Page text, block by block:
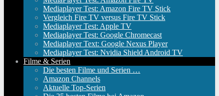
Mediaplayer Test: Amazon Fire TV Stick
Vergleich Fire TV versus Fire TV Stick
Mediaplayer Test: Apple TV
Mediaplayer Test: Google Chromecast
Mediaplayer Text: Google Nexus Player
Mediaplayer Test: Nvidia Shield Android TV
Filme & Serien
Die besten Filme und Serien …
Amazon Channels
Aktuelle Top-Serien